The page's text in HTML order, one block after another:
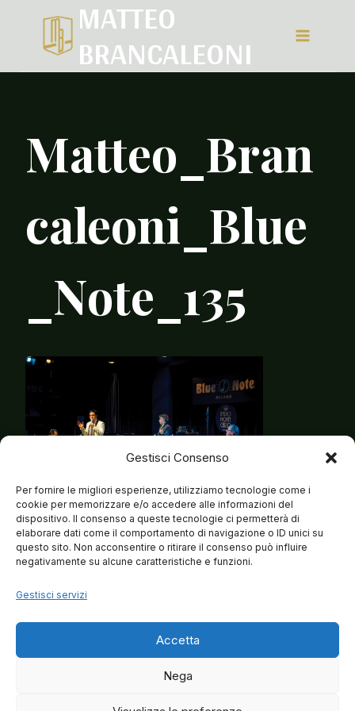
Gestisci Consenso
Per fornire le migliori esperienze, utilizziamo tecnologie come i
cookie per memorizzare e/o accedere alle informazioni del
dispositivo. Il consenso a queste tecnologie ci permetterà di
elaborare dati come il comportamento di navigazione o ID unici su
questo sito. Non acconsentire o ritirare il consenso può influire
negativamente su alcune caratteristiche e funzioni.
Gestisci servizi
Accetta
Nega
MATTEO
BRANCALEONI
Matteo_Bran
caleoni_Blue
_Note_135